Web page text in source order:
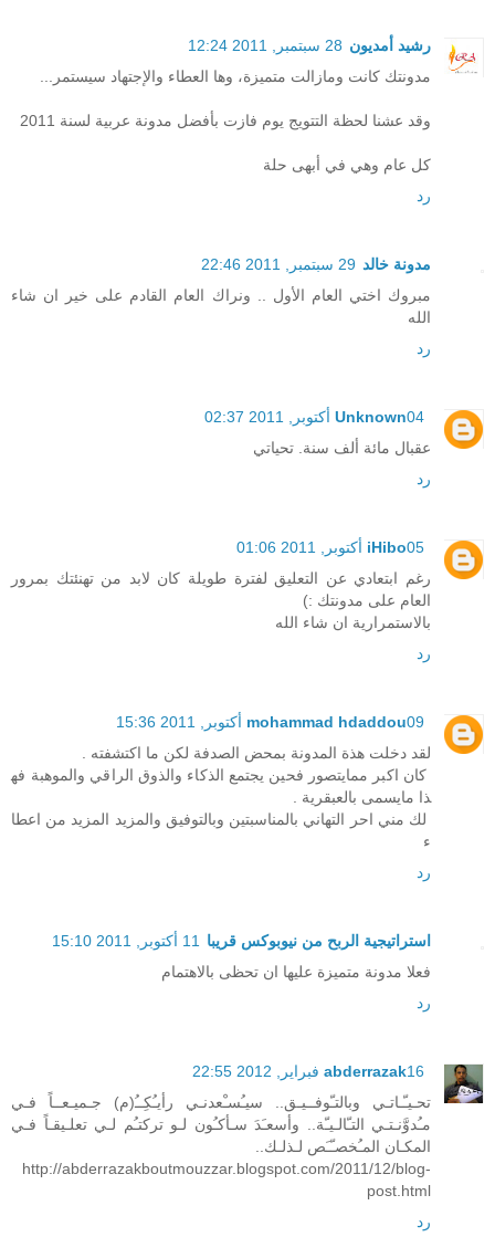
رشيد أمديون 28 سبتمبر, 2011 12:24
مدونتك كانت ومازالت متميزة، وها العطاء والإجتهاد سيستمر...
وقد عشنا لحظة التتويج يوم فازت بأفضل مدونة عربية لسنة 2011
كل عام وهي في أبهى حلة
رد
مدونة خالد 29 سبتمبر, 2011 22:46
مبروك اختي العام الأول .. ونراك العام القادم على خير ان شاء
الله
رد
Unknown04 أكتوبر, 2011 02:37
عقبال مائة ألف سنة. تحياتي
رد
iHibo05 أكتوبر, 2011 01:06
رغم ابتعادي عن التعليق لفترة طويلة كان لابد من تهنئتك بمرور
العام على مدونتك :)
بالاستمرارية ان شاء الله
رد
mohammad hdaddou09 أكتوبر, 2011 15:36
لقد دخلت هذة المدونة بمحض الصدفة لكن ما اكتشفته .
كان اكبر ممايتصور فحين يجتمع الذكاء والذوق الراقي والموهبة فه
ذا مايسمى بالعبقرية .
لك مني احر التهاني بالمناسبتين وبالتوفيق والمزيد المزيد من اعطا
ء
رد
استراتيجية الربح من نيوبوكس قريبا
11 أكتوبر, 2011 15:10
فعلا مدونة متميزة عليها ان تحظى بالاهتمام
رد
abderrazak16 فبراير, 2012 22:55
تحـيـّـاتـي وبالتـّوفــيـق.. سيـُسـْعدنـي رأيـُكِــُ(م) جـميـعــاً فـي
مـُدوَّنـتـي التـّالـيـّة.. وأسعـَدَ سـأكـُون لـو تركتـُم لـي تعلـيقـاً فـي
المكـان المـُخصـّـَص لـذلـك..
http://abderrazakboutmouzzar.blogspot.com/2011/12/blog-
post.html
رد